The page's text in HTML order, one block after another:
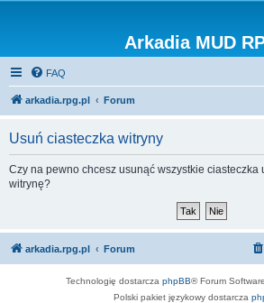
Arkadia MUD
FAQ
arkadia.rpg.pl Forum
Usuń ciasteczka witryny
Czy na pewno chcesz usunąć wszystkie ciasteczka
witrynę?
arkadia.rpg.pl Forum
Technologię dostarcza phpBB® Forum
Polski pakiet językowy dostarcza